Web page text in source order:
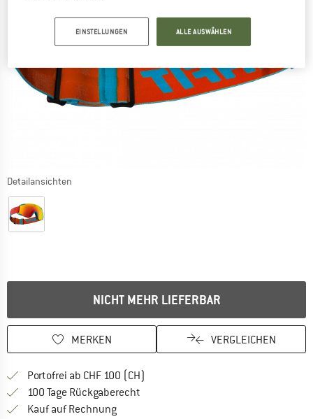
Detailansichten
NICHT MEHR LIEFERBAR
MERKEN VERGLEICHEN
Portofrei ab CHF 100 (CH)
100 Tage Rückgaberecht
Kauf auf RechnungFinde die Zahlungs-Infos hier! Öffnet
EINSTELLUNGEN ALLE AUSWÄHLEN